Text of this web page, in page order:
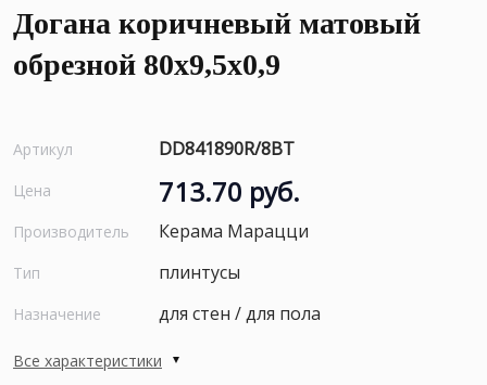
Догана коричневый матовый
обрезной 80x9,5x0,9
Артикул DD841890R/8BT
Цена 713.70 руб.
Производитель Керама Марацци
Тип плинтусы
Назначение для стен / для пола
Все характеристики